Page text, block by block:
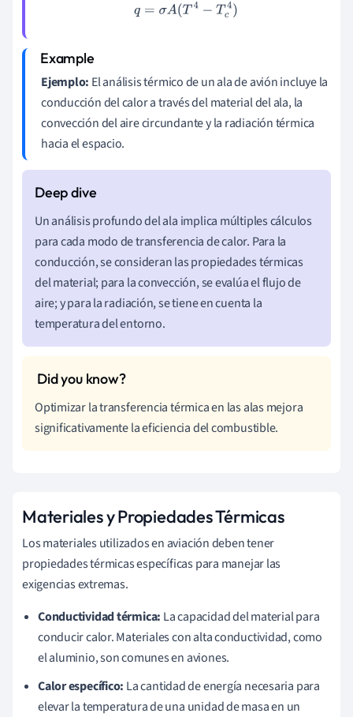
q =σA(T4− Tc4)
Ejemplo: El análisis térmico de un ala de avión incluye la
conducción del calor a través del material del ala, la
convección del aire circundante y la radiación térmica
hacia el espacio.
Un análisis profundo del ala implica múltiples cálculos
para cada modo de transferencia de calor. Para la
conducción, se consideran las propiedades térmicas
del material; para la convección, se evalúa el flujo de
aire; y para la radiación, se tiene en cuenta la
temperatura del entorno.
Optimizar la transferencia térmica en las alas mejora
significativamente la eficiencia del combustible.
Materiales y Propiedades Térmicas
Los materiales utilizados en aviación deben tener
propiedades térmicas específicas para manejar las
exigencias extremas.
Conductividad térmica: La capacidad del material para
conducir calor. Materiales con alta conductividad, como
el aluminio, son comunes en aviones.
Calor específico: La cantidad de energía necesaria para
elevar la temperatura de una unidad de masa en un